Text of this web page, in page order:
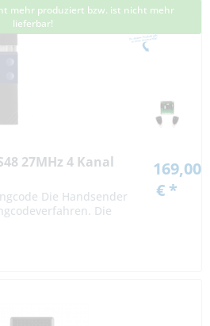
mehr produziert bzw. ist nicht mehr
lieferbar!
27MHz 4 Kanal
Die Handsender
Die
nach einer...
169,00
€ *